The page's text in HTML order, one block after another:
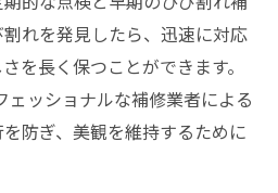
れを発見したら、迅速に対応
を長く保つことができます。
ェッショナルな補修業者による
防ぎ、美観を維持するために